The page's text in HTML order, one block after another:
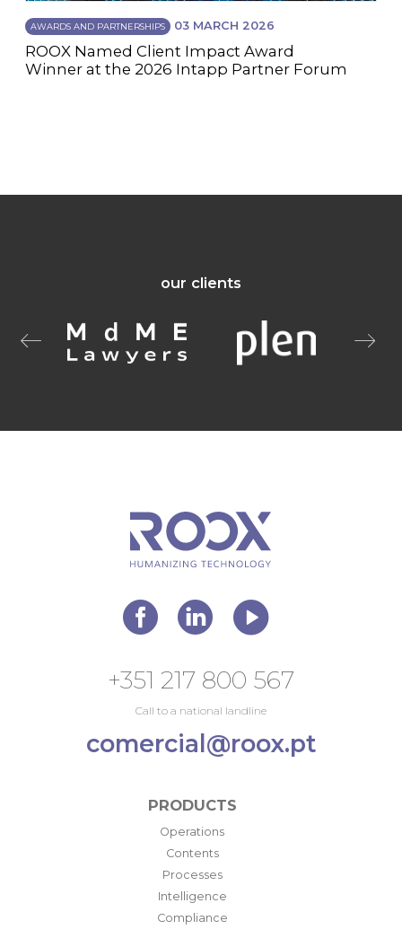
AWARDS AND PARTNERSHIPS 03 MARCH 2026
ROOX Named Client Impact Award
Winner at the 2026 Intapp Partner Forum
our clients
+351 217 800 567
Call to a national landline
comercial@roox.pt
PRODUCTS
Operations
Contents
Processes
Intelligence
Compliance